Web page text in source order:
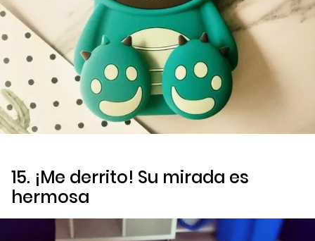
15. ¡Me derrito! Su mirada es
hermosa